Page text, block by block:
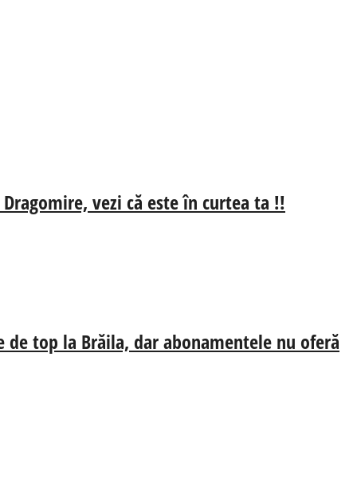
vezi că este în curtea ta !!
de top la Brăila, dar abonamentele nu oferă